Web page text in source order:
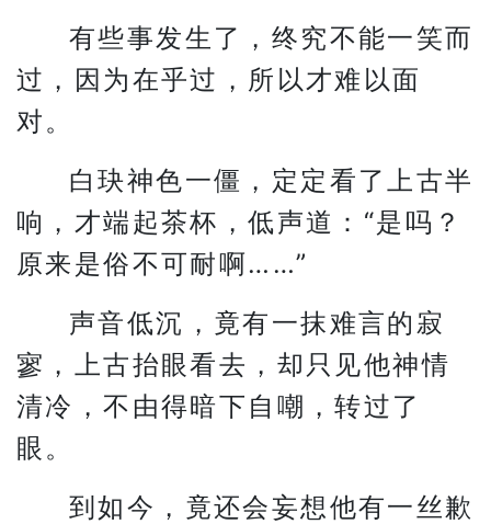
有些事发生了，终究不能一笑而
过，因为在乎过，所以才难以面
对。
白玦神色一僵，定定看了上古半
响，才端起茶杯，低声道：“是吗？
原来是俗不可耐啊……”
声音低沉，竟有一抹难言的寂
寥，上古抬眼看去，却只见他神情
清冷，不由得暗下自嘲，转过了
眼。
到如今，竟还会妄想他有一丝歉